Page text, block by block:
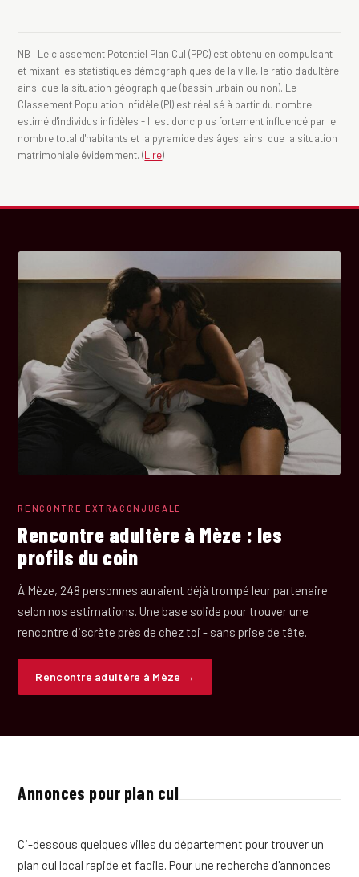
NB : Le classement Potentiel Plan Cul (PPC) est obtenu en compulsant
et mixant les statistiques démographiques de la ville, le ratio d'adultère
ainsi que la situation géographique (bassin urbain ou non). Le
Classement Population Infidèle (PI) est réalisé à partir du nombre
estimé d'individus infidèles - Il est donc plus fortement influencé par le
nombre total d'habitants et la pyramide des âges, ainsi que la situation
matrimoniale évidemment. (Lire)
RENCONTRE EXTRACONJUGALE
Rencontre adultère à Mèze : les
profils du coin
À Mèze, 248 personnes auraient déjà trompé leur partenaire
selon nos estimations. Une base solide pour trouver une
rencontre discrète près de chez toi - sans prise de tête.
Rencontre adultère à Mèze →
Annonces pour plan cul
Ci-dessous quelques villes du département pour trouver un
plan cul local rapide et facile. Pour une recherche d'annonces